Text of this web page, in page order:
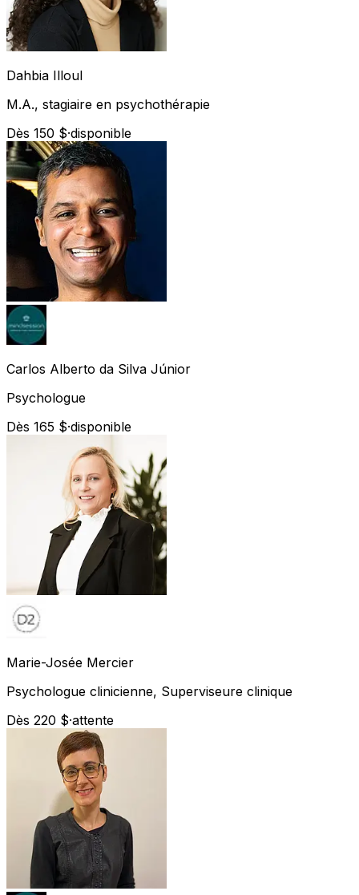
Dahbia Illoul
M.A., stagiaire en psychothérapie
Dès 150 $·disponible
Carlos Alberto da Silva Júnior
Psychologue
Dès 165 $·disponible
Marie-Josée Mercier
Psychologue clinicienne, Superviseure clinique
Dès 220 $·attente